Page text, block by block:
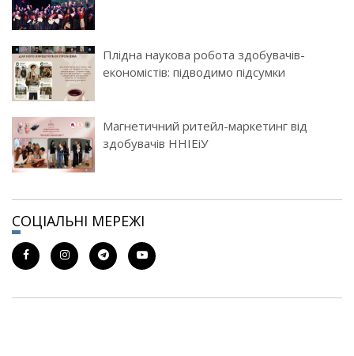
Плідна наукова робота здобувачів-
економістів: підводимо підсумки
Магнетичний ритейл-маркетинг від
здобувачів ННІЕіУ
СОЦІАЛЬНІ МЕРЕЖІ